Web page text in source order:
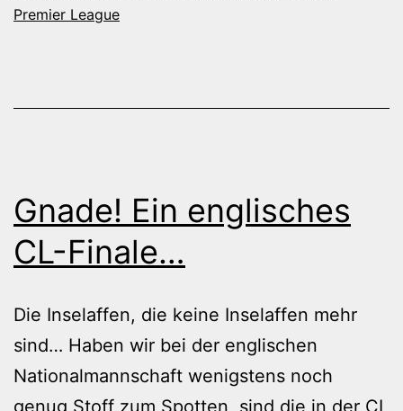
Premier League
Gnade! Ein englisches
CL-Finale…
Die Inselaffen, die keine Inselaffen mehr
sind… Haben wir bei der englischen
Nationalmannschaft wenigstens noch
genug Stoff zum Spotten, sind die in der CL